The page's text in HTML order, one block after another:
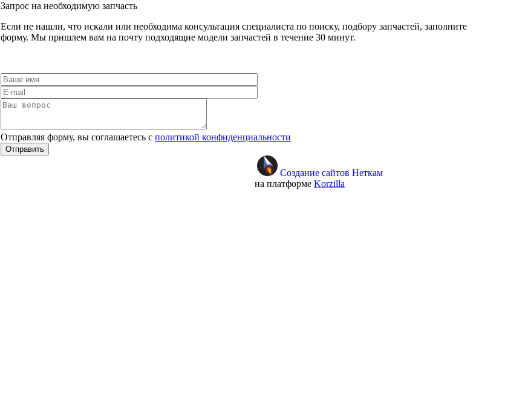
Запрос на необходимую запчасть
Если не нашли, что искали или необходима консультация специалиста по поиску, подбору запчастей, заполните
форму. Мы пришлем вам на почту подходящие модели запчастей в течение 30 минут.
Отправляя форму, вы соглашаетесь с политикой конфиденциальности
Создание сайтов Неткам
на платформе Korzilla